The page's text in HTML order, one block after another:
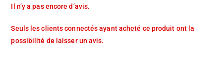
Il n’y a pas encore d’avis.
Seuls les clients connectés ayant acheté ce produit ont la
possibilité de laisser un avis.